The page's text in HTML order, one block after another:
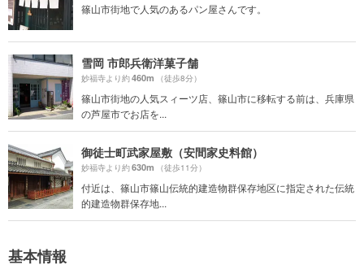
篠山市街地で人気のあるパン屋さんです。
雪岡 市郎兵衛洋菓子舗
妙福寺より約460m （徒歩8分）
篠山市街地の人気スィーツ店、篠山市に移転する前は、兵庫県
の芦屋市でお店を...
御徒士町武家屋敷（安間家史料館）
妙福寺より約630m （徒歩11分）
付近は、篠山市篠山伝統的建造物群保存地区に指定された伝統
的建造物群保存地...
基本情報